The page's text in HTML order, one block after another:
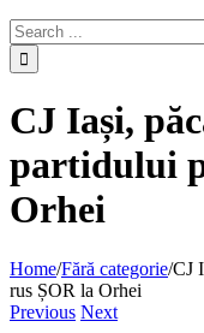
CJ Iași,
partidului
Orhei
Home/Fără categorie/CJ
rus ȘOR la Orhei
Previous Next